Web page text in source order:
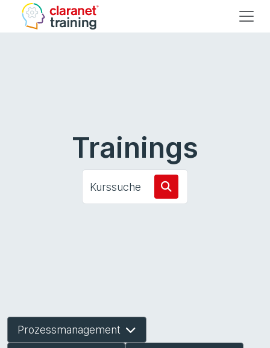
Trainings
Kurssuche
Prozessmanagement